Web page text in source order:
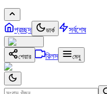
প্রচ্ছদ ডার্ক সর্বশেষ
শেয়ার রিলস মেনু